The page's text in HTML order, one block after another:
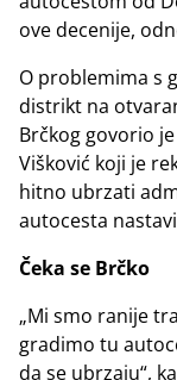
ove decenije,
O problemima s
distrikt na
Brčkog govorio
Višković koji je
hitno ubrzati
autocesta
Čeka se Brčko
„Mi smo ranije
gradimo tu
da se ubrzaju“,